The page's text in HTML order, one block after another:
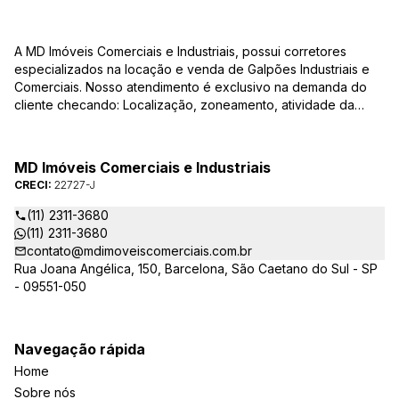
A MD Imóveis Comerciais e Industriais, possui corretores
especializados na locação e venda de Galpões Industriais e
Comerciais. Nosso atendimento é exclusivo na demanda do
cliente checando: Localização, zoneamento, atividade da
atender de verdade a sua necessidade!
MD Imóveis Comerciais e Industriais
CRECI: 22727-J
(11) 2311-3680
(11) 2311-3680
contato@mdimoveiscomerciais.com.br
Rua Joana Angélica, 150, Barcelona, São Caetano do Sul - SP
- 09551-050
Navegação rápida
Home
Sobre nós